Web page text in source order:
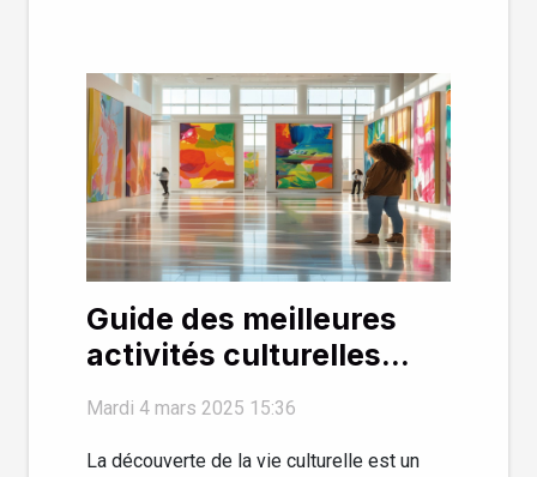
Guide des meilleures
activités culturelles
pour les nouveaux
résidents
Mardi 4 mars 2025 15:36
La découverte de la vie culturelle est un